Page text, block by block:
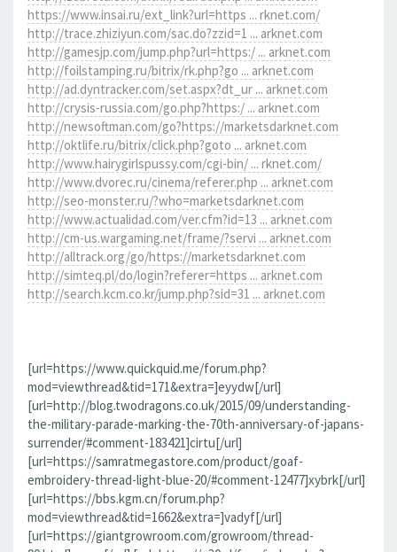
https://www.insai.ru/ext_link?url=https ... rknet.com/
http://trace.zhiziyun.com/sac.do?zzid=1 ... arknet.com
http://gamesjp.com/jump.php?url=https:/ ... arknet.com
http://foilstamping.ru/bitrix/rk.php?go ... arknet.com
http://ad.dyntracker.com/set.aspx?dt_ur ... arknet.com
http://crysis-russia.com/go.php?https:/ ... arknet.com
http://newsoftman.com/go?https://marketsdarknet.com
http://oktlife.ru/bitrix/click.php?goto ... arknet.com
http://www.hairygirlspussy.com/cgi-bin/ ... rknet.com/
http://www.dvorec.ru/cinema/referer.php ... arknet.com
http://seo-monster.ru/?who=marketsdarknet.com
http://www.actualidad.com/ver.cfm?id=13 ... arknet.com
http://cm-us.wargaming.net/frame/?servi ... arknet.com
http://alltrack.org/go/https://marketsdarknet.com
http://simteq.pl/do/login?referer=https ... arknet.com
http://search.kcm.co.kr/jump.php?sid=31 ... arknet.com
[url=https://www.quickquid.me/forum.php?
mod=viewthread&tid=171&extra=]eyydw[/url]
[url=http://blog.twodragons.co.uk/2015/09/understanding-
the-military-parade-marking-the-70th-anniversary-of-japans-
surrender/#comment-183421]cirtu[/url]
[url=https://samratmegastore.com/product/goaf-
embroidery-thread-light-blue-20/#comment-12477]xybrk[/url]
[url=https://bbs.kgm.cn/forum.php?
mod=viewthread&tid=1662&extra=]vadyf[/url]
[url=https://giantgrowroom.com/growroom/thread-